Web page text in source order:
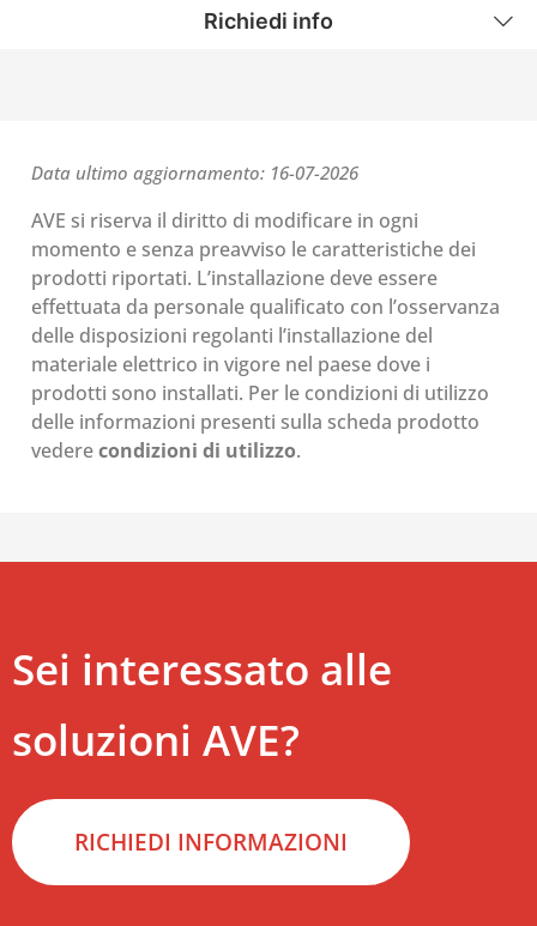
Richiedi info
Data ultimo aggiornamento: 16-07-2026
AVE si riserva il diritto di modificare in ogni
momento e senza preavviso le caratteristiche dei
prodotti riportati. L’installazione deve essere
effettuata da personale qualificato con l’osservanza
delle disposizioni regolanti l’installazione del
materiale elettrico in vigore nel paese dove i
prodotti sono installati. Per le condizioni di utilizzo
delle informazioni presenti sulla scheda prodotto
vederecondizioni di utilizzo.
Sei interessato alle
soluzioni AVE?
RICHIEDI INFORMAZIONI